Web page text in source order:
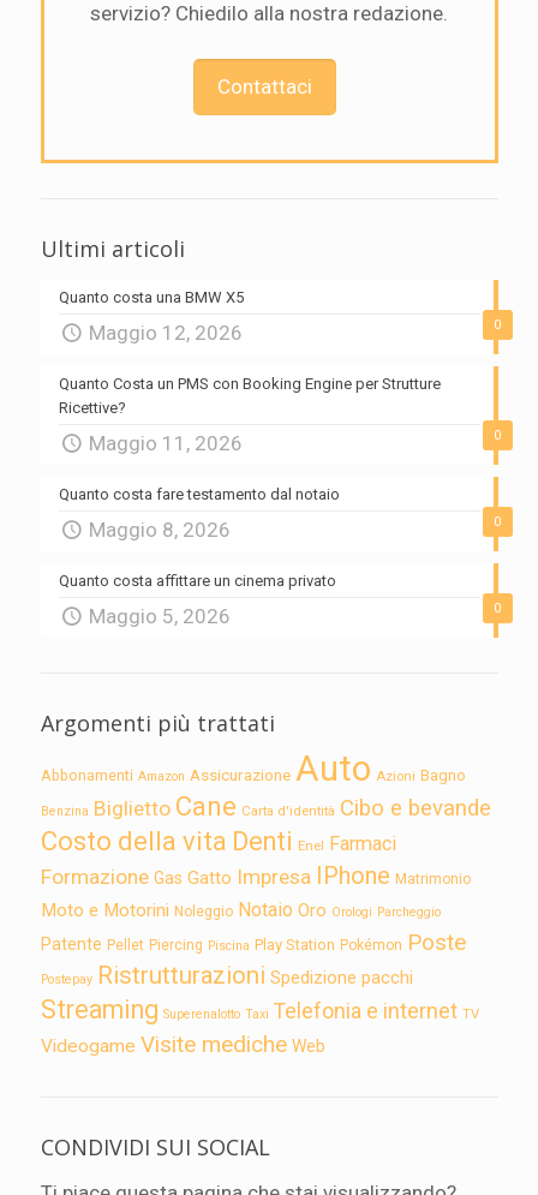
servizio? Chiedilo alla nostra redazione.
Contattaci
Ultimi articoli
0
Quanto costa una BMW X5
Maggio 12, 2026
0
Quanto Costa un PMS con Booking Engine per Strutture
Ricettive?
Maggio 11, 2026
0
Quanto costa fare testamento dal notaio
Maggio 8, 2026
0
Quanto costa affittare un cinema privato
Maggio 5, 2026
Argomenti più trattati
Abbonamenti Amazon Assicurazione Auto Azioni Bagno
Benzina Biglietto Cane Carta d'identità Cibo e bevande
Costo della vita Denti Enel Farmaci
Formazione Gas Gatto Impresa IPhone Matrimonio
Moto e Motorini Noleggio Notaio Oro Orologi Parcheggio
Patente Pellet Piercing Piscina Play Station Pokémon Poste
Postepay Ristrutturazioni Spedizione pacchi
Streaming Superenalotto Taxi Telefonia e internet TV
Videogame Visite mediche Web
CONDIVIDI SUI SOCIAL